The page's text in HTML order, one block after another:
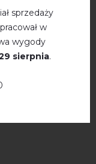
sprzedaży
w
wygody
29 sierpnia.